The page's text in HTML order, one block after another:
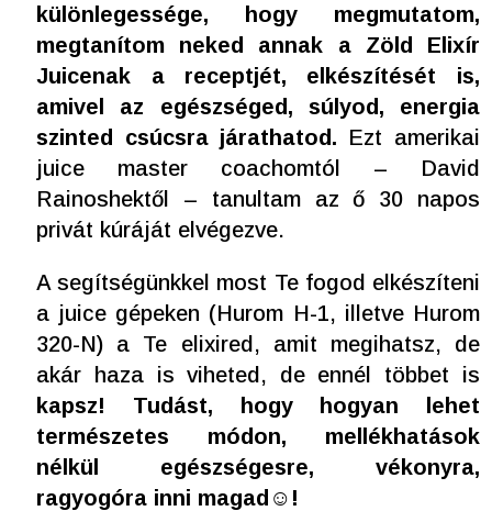
különlegessége, hogy megmutatom,
megtanítom neked annak a Zöld Elixír
Juicenak a receptjét, elkészítését is,
amivel az egészséged, súlyod, energia
szinted csúcsra járathatod. Ezt amerikai
juice master coachomtól – David
Rainoshektől – tanultam az ő 30 napos
privát kúráját elvégezve.
A segítségünkkel most Te fogod elkészíteni
a juice gépeken (Hurom H-1, illetve Hurom
320-N) a Te elixired, amit megihatsz, de
akár haza is viheted, de ennél többet is
kapsz! Tudást, hogy hogyan lehet
természetes módon, mellékhatások
nélkül egészségesre, vékonyra,
ragyogóra inni magad☺!